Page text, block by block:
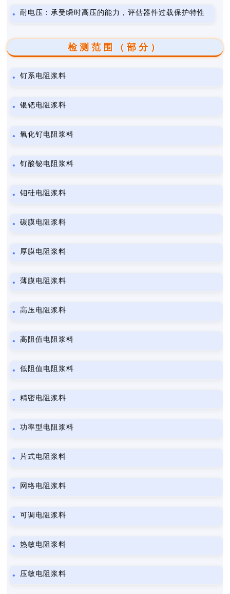
耐电压：承受瞬时高压的能力，评估器件过载保护特性
检测范围（部分）
钌系电阻浆料
银钯电阻浆料
氧化钌电阻浆料
钌酸铋电阻浆料
钼硅电阻浆料
碳膜电阻浆料
厚膜电阻浆料
薄膜电阻浆料
高压电阻浆料
高阻值电阻浆料
低阻值电阻浆料
精密电阻浆料
功率型电阻浆料
片式电阻浆料
网络电阻浆料
可调电阻浆料
热敏电阻浆料
压敏电阻浆料